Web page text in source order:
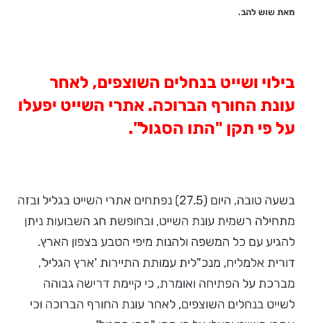
מאת שוש להב.
בילוי ושייט בנחלים השוצפים, לאחר
עונת החורף הברוכה. אתרי השייט יפעלו
על פי תקן "התו הסגול".
בשעה טובה, היום (27.5) נפתחים אתרי השייט בגליל ובזה
מתחילה רשמית עונת השייט, ובחופשת חג השבועות ניתן
להגיע עם כל המשפה ולהנות מיפי הטבע בצפון הארץ.
דורית אלמליח, מנכ"לית עמותת התיירות 'ארץ הגליל',
מברכת על הפתיחה ואומרת, כי קיימת דרישה גבוהה
לשייט בנחלים השוצפים, לאחר עונת החורף הברוכה וכי